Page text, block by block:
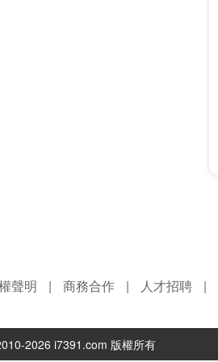
聲明 | 商務合作 | 人才招聘 |
2026 i7391.com 版權所有